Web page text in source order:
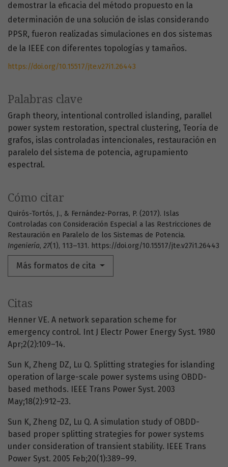
Palabras clave
Graph theory intentional controlled islanding parallel
power system restoration spectral clustering Teoría de
grafos islas controladas intencionales restauración en
paralelo del sistema de potencia agrupamiento
espectral.
Cómo citar
Quirós-Tortós, J., & Fernández-Porras, P. (2017). Islas
Controladas con Consideración Especial a las Restricciones de
Restauración en Paralelo de los Sistemas de Potencia.
Ingeniería, 27(1), 113–131. https://doi.org/10.15517/jte.v27i1.26443
Más formatos de cita
demostrar la eficacia del método propuesto en la
determinación de una solución de islas considerando
PPSR, fueron realizadas simulaciones en dos sistemas
de la IEEE con diferentes topologías y tamaños.
https://doi.org/10.15517/jte.v27i1.26443
Citas
Henner VE. A network separation scheme for
emergency control. Int J Electr Power Energy Syst. 1980
Apr;2(2):109–14.
Sun K, Zheng DZ, Lu Q. Splitting strategies for islanding
operation of large-scale power systems using OBDD-
based methods. IEEE Trans Power Syst. 2003
May;18(2):912–23.
Sun K, Zheng DZ, Lu Q. A simulation study of OBDD-
based proper splitting strategies for power systems
under consideration of transient stability. IEEE Trans
Power Syst. 2005 Feb;20(1):389–99.